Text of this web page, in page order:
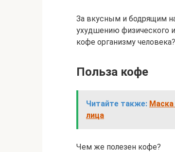
За вкусным и бодрящим
ухудшению физического
кофе организму человека?
Польза кофе
Читайте также: Маска
лица
Чем же полезен кофе?